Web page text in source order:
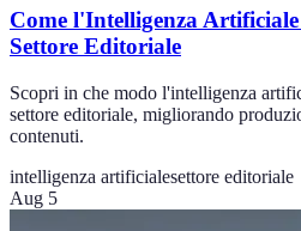
Come l'Intelligenza
Settore Editoriale
Scopri in che modo l'intelligenza
settore editoriale, migliorando
contenuti.
intelligenza artificialesettore editoriale
Aug 5